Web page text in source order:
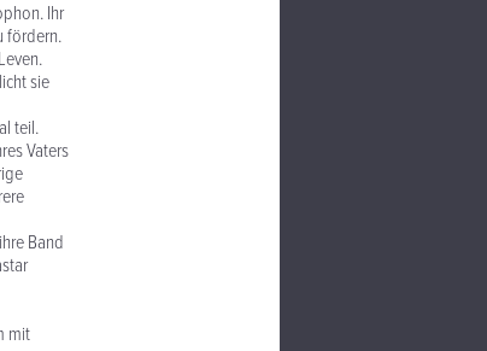
Ihr
fördern.
sie
teil.
Vaters
Band
mit